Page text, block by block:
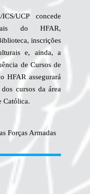
UCP concede
do HFAR,
inscrições
e, ainda, a
de Cursos de
HFAR assegurará
cursos da área
Católica.
Forças Armadas